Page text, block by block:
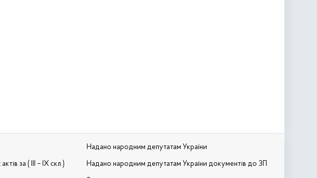
за ( III – IX скл.)
Надано народним депутатам України
Надано народним депутатам України документів до ЗП